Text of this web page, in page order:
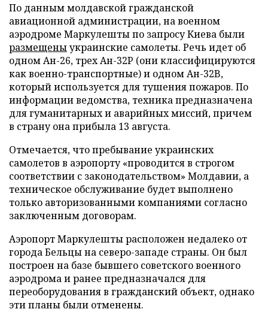
По данным молдавской гражданской
авиационной администрации, на военном
аэродроме Маркулешты по запросу Киева были
размещеныукраинские самолеты. Речь идет об
одном Ан-26, трех Ан-32P (они классифицируются
как военно-транспортные) и одном Ан-32B,
который используется для тушения пожаров. По
информации ведомства, техника предназначена
для гуманитарных и аварийных миссий, причем
в страну она прибыла 13 августа.
Отмечается, что пребывание украинских
самолетов в аэропорту «проводится в строгом
соответствии с законодательством» Молдавии, а
техническое обслуживание будет выполнено
только авторизованными компаниями согласно
заключенным договорам.
Аэропорт Маркулешты расположен недалеко от
города Бельцы на северо-западе страны. Он был
построен на базе бывшего советского военного
аэродрома и ранее предназначался для
переоборудования в гражданский объект, однако
эти планы были отменены.